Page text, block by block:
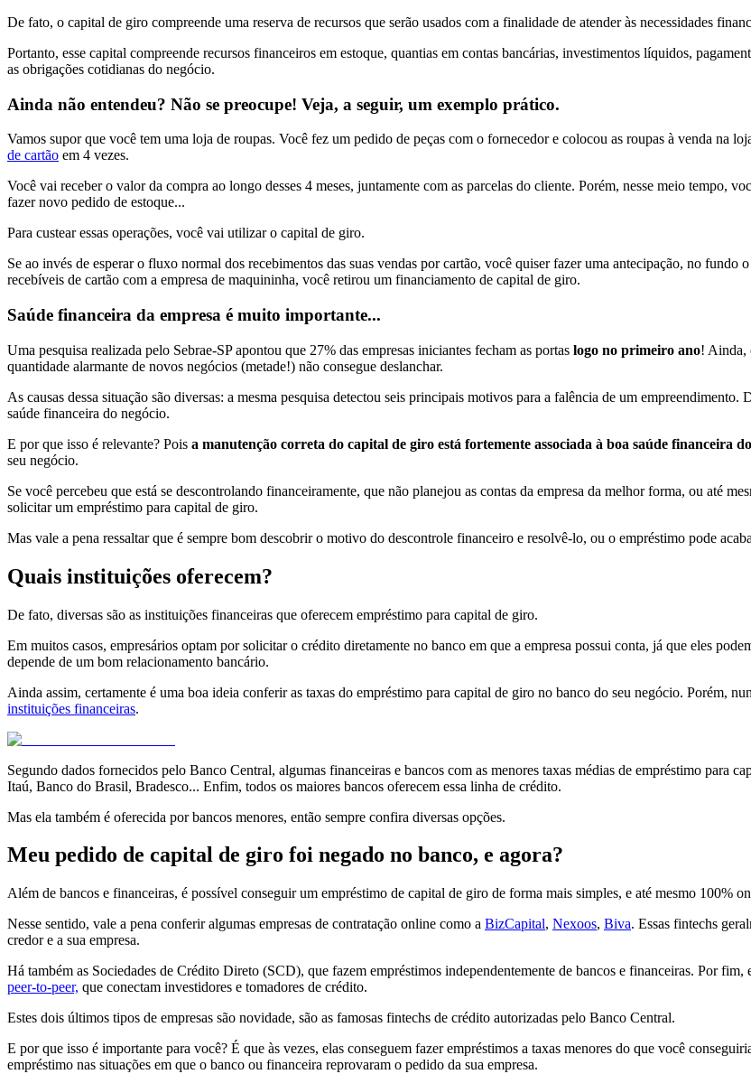
De fato, o capital de giro compreende uma reserva de recursos que serão usados com a finalidade de atender às necessidades
Portanto, esse capital compreende recursos financeiros em estoque, quantias em contas bancárias, investimentos líquidos,
as obrigações cotidianas do negócio.
Ainda não entendeu? Não se preocupe! Veja, a seguir, um exemplo prático.
Vamos supor que você tem uma loja de roupas. Você fez um pedido de peças com o fornecedor e colocou as roupas à venda na
de cartão em 4 vezes.
Você vai receber o valor da compra ao longo desses 4 meses, juntamente com as parcelas do cliente. Porém, nesse meio tempo,
fazer novo pedido de estoque...
Para custear essas operações, você vai utilizar o capital de giro.
Se ao invés de esperar o fluxo normal dos recebimentos das suas vendas por cartão, você quiser fazer uma antecipação, no
recebíveis de cartão com a empresa de maquininha, você retirou um financiamento de capital de giro.
Saúde financeira da empresa é muito importante...
Uma pesquisa realizada pelo Sebrae-SP apontou que 27% das empresas iniciantes fecham as portas logo no primeiro ano! Ainda,
quantidade alarmante de novos negócios (metade!) não consegue deslanchar.
As causas dessa situação são diversas: a mesma pesquisa detectou seis principais motivos para a falência de um
saúde financeira do negócio.
E por que isso é relevante? Pois a manutenção correta do capital de giro está fortemente associada à boa saúde financeira
seu negócio.
Se você percebeu que está se descontrolando financeiramente, que não planejou as contas da empresa da melhor forma, ou até
solicitar um empréstimo para capital de giro.
Mas vale a pena ressaltar que é sempre bom descobrir o motivo do descontrole financeiro e resolvê-lo, ou o empréstimo pode
Quais instituições oferecem?
De fato, diversas são as instituições financeiras que oferecem empréstimo para capital de giro.
Em muitos casos, empresários optam por solicitar o crédito diretamente no banco em que a empresa possui conta, já que eles
depende de um bom relacionamento bancário.
Ainda assim, certamente é uma boa ideia conferir as taxas do empréstimo para capital de giro no banco do seu negócio. Porém,
instituições financeiras.
Segundo dados fornecidos pelo Banco Central, algumas financeiras e bancos com as menores taxas médias de empréstimo para
Itaú, Banco do Brasil, Bradesco... Enfim, todos os maiores bancos oferecem essa linha de crédito.
Mas ela também é oferecida por bancos menores, então sempre confira diversas opções.
Meu pedido de capital de giro foi negado no banco, e agora?
Além de bancos e financeiras, é possível conseguir um empréstimo de capital de giro de forma mais simples, e até mesmo 100%
Nesse sentido, vale a pena conferir algumas empresas de contratação online como a BizCapital, Nexoos, Biva. Essas fintechs
credor e a sua empresa.
Há também as Sociedades de Crédito Direto (SCD), que fazem empréstimos independentemente de bancos e financeiras. Por fim,
peer-to-peer, que conectam investidores e tomadores de crédito.
Estes dois últimos tipos de empresas são novidade, são as famosas fintechs de crédito autorizadas pelo Banco Central.
E por que isso é importante para você? É que às vezes, elas conseguem fazer empréstimos a taxas menores do que você
empréstimo nas situações em que o banco ou financeira reprovaram o pedido da sua empresa.